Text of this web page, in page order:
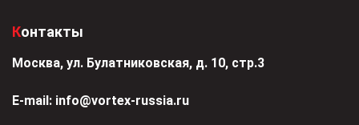
Контакты
Москва, ул. Булатниковская, д. 10, стр.3
Е-mail: info@vortex-russia.ru